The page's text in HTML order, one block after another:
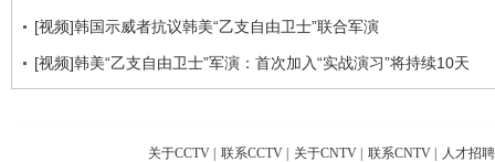
[视频]韩国示威者抗议韩美“乙支自由卫士”联合军演
[视频]韩美“乙支自由卫士”军演：首次加入“实战演习”将持续10天
关于CCTV | 联系CCTV | 关于CNTV | 联系CNTV | 人才招聘